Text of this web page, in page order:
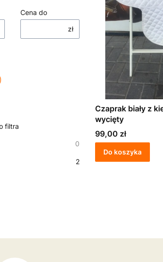
Cena do
zł
filtra
0
2
Czaprak biały z kieszenią na żel
wycięty
Cena
99,00 zł
Do koszyka